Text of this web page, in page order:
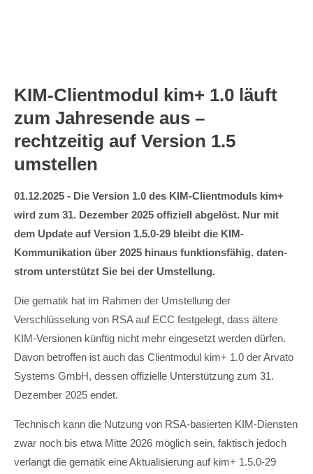
KIM-Clientmodul kim+ 1.0 läuft
zum Jahresende aus –
rechtzeitig auf Version 1.5
umstellen
01.12.2025 - Die Version 1.0 des KIM-Clientmoduls kim+
wird zum 31. Dezember 2025 offiziell abgelöst. Nur mit
dem Update auf Version 1.5.0-29 bleibt die KIM-
Kommunikation über 2025 hinaus funktionsfähig. daten-
strom unterstützt Sie bei der Umstellung.
Die gematik hat im Rahmen der Umstellung der
Verschlüsselung von RSA auf ECC festgelegt, dass ältere
KIM-Versionen künftig nicht mehr eingesetzt werden dürfen.
Davon betroffen ist auch das Clientmodul kim+ 1.0 der Arvato
Systems GmbH, dessen offizielle Unterstützung zum 31.
Dezember 2025 endet.
Technisch kann die Nutzung von RSA-basierten KIM-Diensten
zwar noch bis etwa Mitte 2026 möglich sein, faktisch jedoch
verlangt die gematik eine Aktualisierung auf kim+ 1.5.0-29